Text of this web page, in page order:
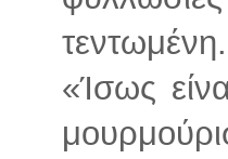
τεντωμένη.
«Ίσως